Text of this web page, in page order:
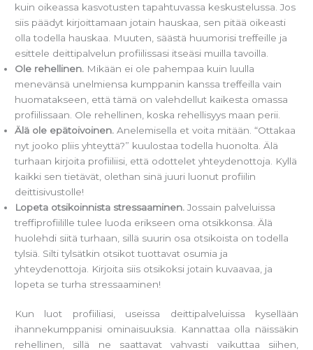
kuin oikeassa kasvotusten tapahtuvassa keskustelussa. Jos
siis päädyt kirjoittamaan jotain hauskaa, sen pitää oikeasti
olla todella hauskaa. Muuten, säästä huumorisi treffeille ja
esittele deittipalvelun profiilissasi itseäsi muilla tavoilla.
Ole rehellinen. Mikään ei ole pahempaa kuin luulla
menevänsä unelmiensa kumppanin kanssa treffeilla vain
huomatakseen, että tämä on valehdellut kaikesta omassa
profiilissaan. Ole rehellinen, koska rehellisyys maan perii.
Älä ole epätoivoinen. Anelemisella et voita mitään. “Ottakaa
nyt jooko pliis yhteyttä?” kuulostaa todella huonolta. Älä
turhaan kirjoita profiiliisi, että odottelet yhteydenottoja. Kyllä
kaikki sen tietävät, olethan sinä juuri luonut profiilin
deittisivustolle!
Lopeta otsikoinnista stressaaminen. Jossain palveluissa
treffiprofiilille tulee luoda erikseen oma otsikkonsa. Älä
huolehdi siitä turhaan, sillä suurin osa otsikoista on todella
tylsiä. Silti tylsätkin otsikot tuottavat osumia ja
yhteydenottoja. Kirjoita siis otsikoksi jotain kuvaavaa, ja
lopeta se turha stressaaminen!
Kun luot profiiliasi, useissa deittipalveluissa kysellään
ihannekumppanisi ominaisuuksia. Kannattaa olla näissäkin
rehellinen, sillä ne saattavat vahvasti vaikuttaa siihen,